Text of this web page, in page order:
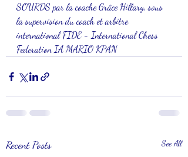
SOURDS par la coache Grâce Hillary, sous
la supervision du coach et arbitre
international FIDE - International Chess
Federation IA MARIO KPAN
Recent Posts See All